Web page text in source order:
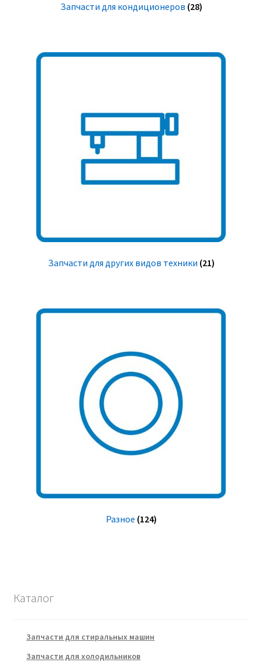
Запчасти для кондиционеров (28)
Запчасти для других видов техники (21)
Разное (124)
Каталог
Запчасти для стиральных машин
Запчасти для холодильников